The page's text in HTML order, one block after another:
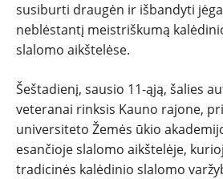
susiburti draugėn ir išbandyti
neblėstantį meistriškumą
slalomo aikštelėse.
Šeštadienį, sausio 11-ąją, šalies
veteranai rinksis Kauno rajone,
universiteto Žemės ūkio
esančioje slalomo aikštelėje,
tradicinės kalėdinio slalomo